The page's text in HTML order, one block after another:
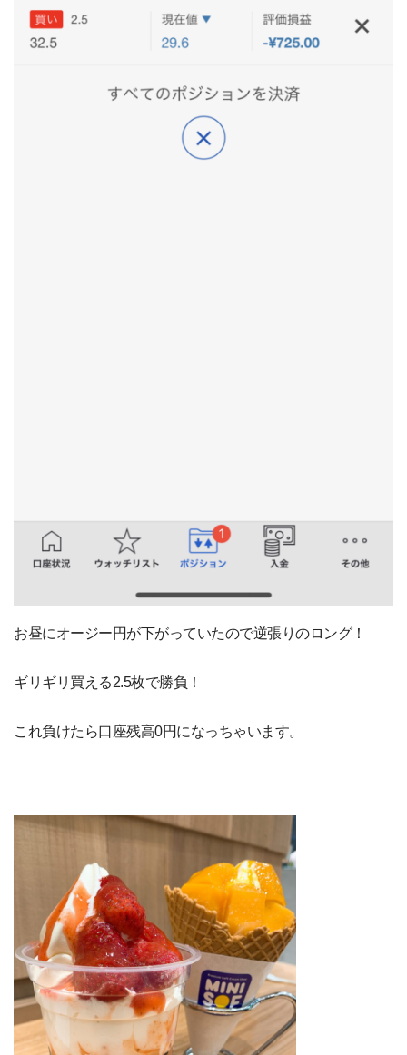
お昼にオージー円が下がっていたので逆張りのロング！
ギリギリ買える2.5枚で勝負！
これ負けたら口座残高0円になっちゃいます。